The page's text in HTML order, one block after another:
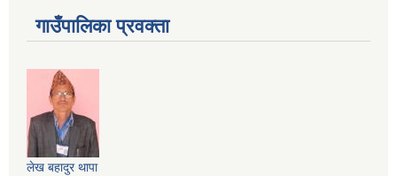
गाउँपालिका प्रवक्ता
लेख बहादुर थापा